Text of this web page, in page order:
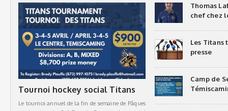
Tournoi hockey social Titans
Le tournoi annuel de la fin de semaine de Pâques
Thomas
chef chez
Les Titans
presse
Camp de